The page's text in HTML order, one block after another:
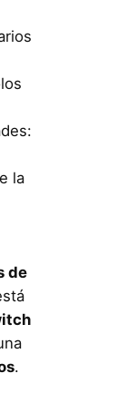
la
de
.